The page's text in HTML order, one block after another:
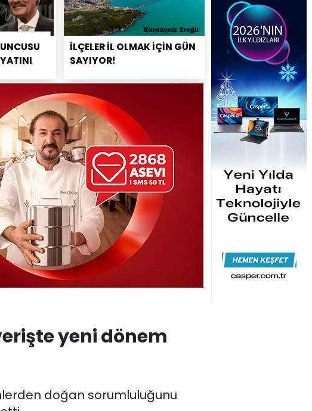
İLÇELER İL OLMAK İÇİN GÜN
SAYIYOR!
yeni dönem
doğan sorumluluğunu